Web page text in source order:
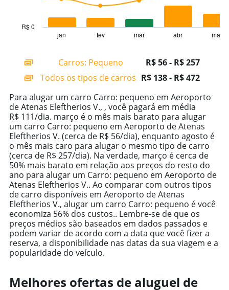
has
displaying
categories.
Range:
14
categories.
The
chart
has
1
Y
axis
displaying
values.
Range:
0
to
600.
jan fev mar abr mai
R$ 0
Carros: Pequeno
R$ 56 - R$ 257
Todos os tipos de carros R$ 138 - R$ 472
Para alugar um carro Carro: pequeno em Aeroporto
de Atenas Eleftherios V., , você pagará em média
R$ 111/dia. março é o mês mais barato para alugar
um carro Carro: pequeno em Aeroporto de Atenas
Eleftherios V. (cerca de R$ 56/dia), enquanto agosto é
o mês mais caro para alugar o mesmo tipo de carro
(cerca de R$ 257/dia). Na verdade, março é cerca de
50% mais barato em relação aos preços do resto do
ano para alugar um Carro: pequeno em Aeroporto de
Atenas Eleftherios V.. Ao comparar com outros tipos
de carro disponíveis em Aeroporto de Atenas
Eleftherios V., alugar um carro Carro: pequeno é você
economiza 56% dos custos.. Lembre-se de que os
preços médios são baseados em dados passados e
podem variar de acordo com a data que você fizer a
reserva, a disponibilidade nas datas da sua viagem e a
popularidade do veículo.
Melhores ofertas de aluguel de